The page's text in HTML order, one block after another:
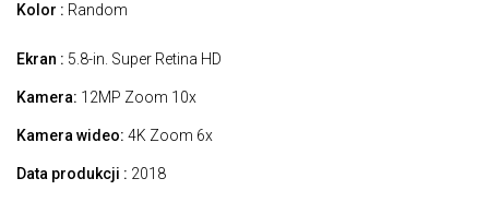
Kolor : Random
Ekran : 5.8-in. Super Retina HD
Kamera: 12MP Zoom 10x
Kamera wideo: 4K Zoom 6x
Data produkcji : 2018